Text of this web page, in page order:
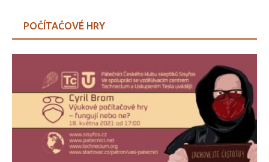
POČÍTAČOVÉ HRY